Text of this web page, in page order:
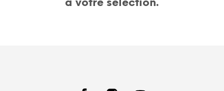
à votre sélection.